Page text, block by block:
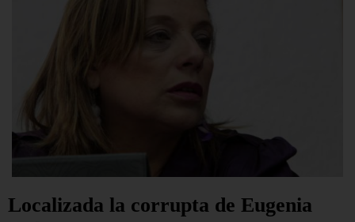
Localizada la corrupta de Eugenia